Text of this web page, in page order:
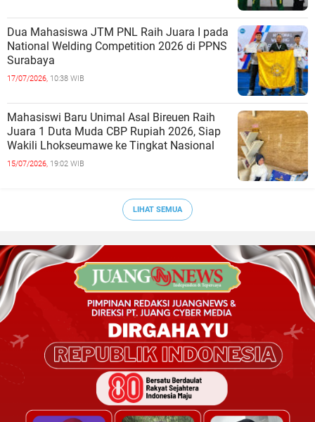
Dua Mahasiswa JTM PNL Raih Juara I pada
National Welding Competition 2026 di PPNS
Surabaya
17/07/2026, 10:38 WIB
Mahasiswi Baru Unimal Asal Bireuen Raih
Juara 1 Duta Muda CBP Rupiah 2026, Siap
Wakili Lhokseumawe ke Tingkat Nasional
15/07/2026, 19:02 WIB
LIHAT SEMUA